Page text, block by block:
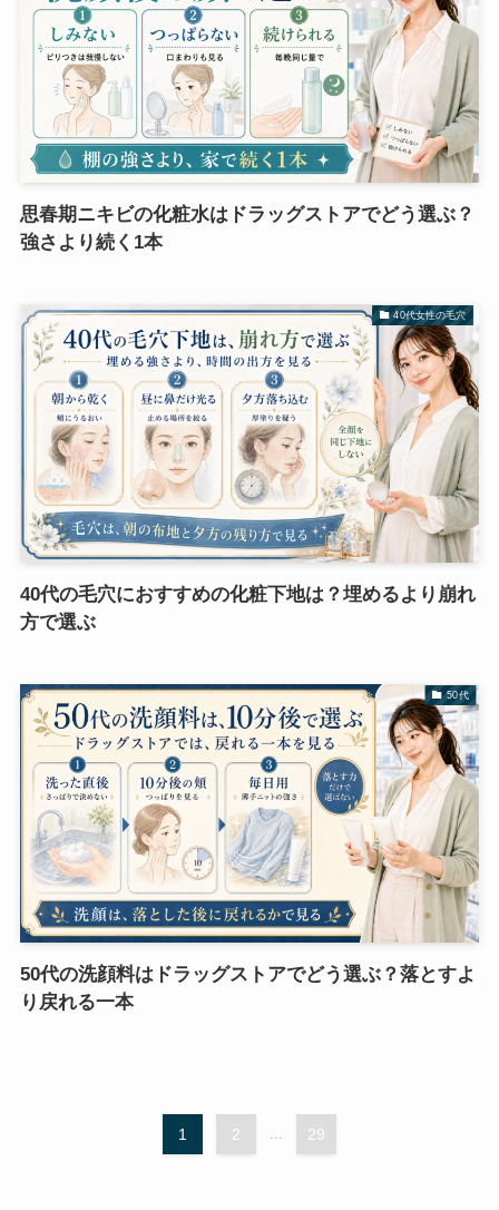
思春期ニキビの化粧水はドラッグストアでどう選ぶ？
強さより続く1本
40代女性の毛穴
40代の毛穴におすすめの化粧下地は？埋めるより崩れ
方で選ぶ
50代
50代の洗顔料はドラッグストアでどう選ぶ？落とすよ
り戻れる一本
1 2 29